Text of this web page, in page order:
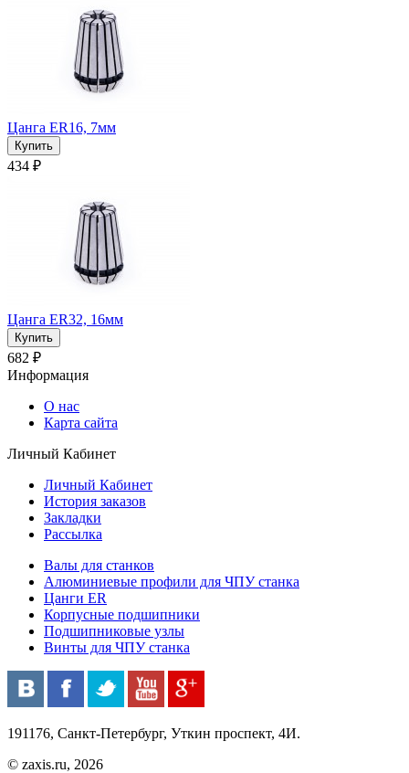
Цанга ER16, 7мм
434 ₽
Цанга ER32, 16мм
682 ₽
Информация
О нас
Карта сайта
Личный Кабинет
Личный Кабинет
История заказов
Закладки
Рассылка
Валы для станков
Алюминиевые профили для ЧПУ станка
Цанги ER
Корпусные подшипники
Подшипниковые узлы
Винты для ЧПУ станка
191176, Санкт-Петербург, Уткин проспект, 4И.
© zaxis.ru, 2026